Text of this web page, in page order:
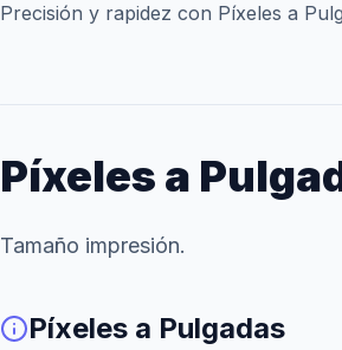
Precisión y rapidez con Píxeles a
Píxeles a
Tamaño impresión.
Píxeles a Pulgadas